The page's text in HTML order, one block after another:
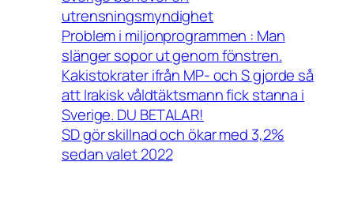
utrensningsmyndighet
Problem i miljonprogrammen : Man
slänger sopor ut genom fönstren.
Kakistokrater ifrån MP- och S gjorde så
att Irakisk våldtäktsmann fick stanna i
Sverige. DU BETALAR!
SD gör skillnad och ökar med 3,2%
sedan valet 2022